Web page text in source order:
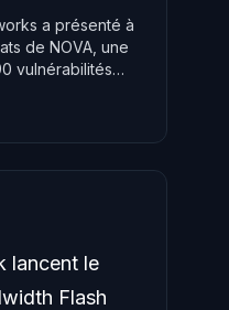
a présenté à
de NOVA, une
vulnérabilités
ou Critique en
lancent le
Flash